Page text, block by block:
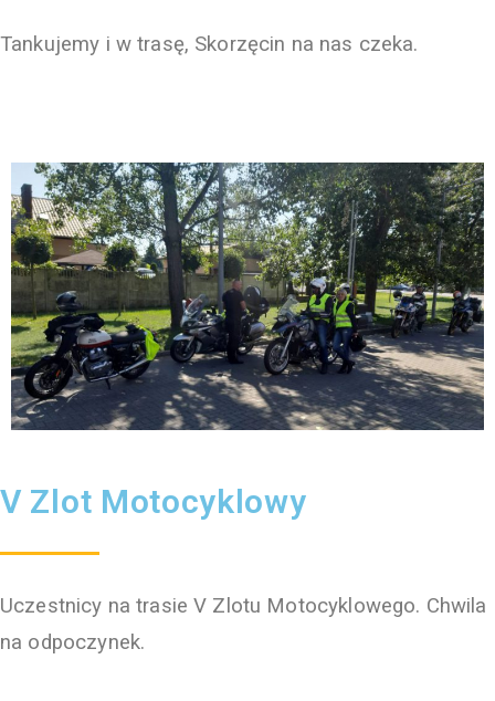
Tankujemy i w trasę, Skorzęcin na nas czeka.
V Zlot Motocyklowy
Uczestnicy na trasie V Zlotu Motocyklowego. Chwila
na odpoczynek.